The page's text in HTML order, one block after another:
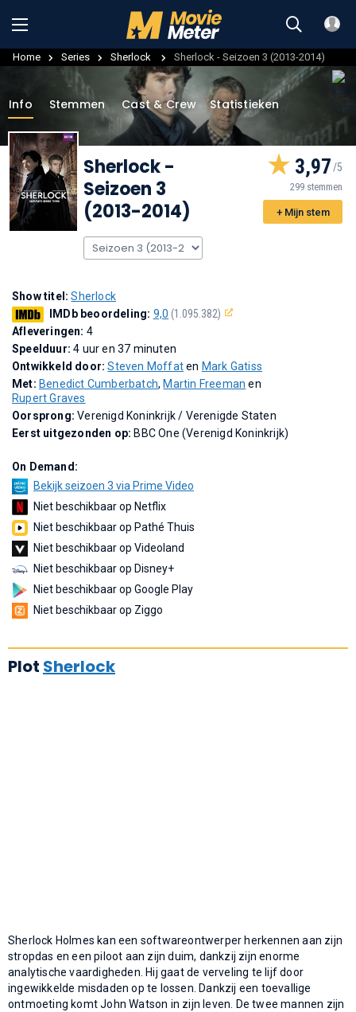
Home Series Sherlock Sherlock - Seizoen 3 (2013-2014)
Info Stemmen Cast & Crew Statistieken
Sherlock-
Seizoen 3
(2013-2014)
3,97
299 stemmen
+ Mijn stem
Show titel:Sherlock
IMDb beoordeling: 9,0 (1.095.382)
Afleveringen: 4
Speelduur:4 uur en 37 minuten
Ontwikkeld door:Steven Moffaten Mark Gatiss
Met: Benedict Cumberbatch, Martin Freeman en
Rupert Graves
Oorsprong:Verenigd Koninkrijk / Verenigde Staten
Eerst uitgezonden op: BBC One (Verenigd Koninkrijk)
On Demand:
Bekijk seizoen 3 via Prime Video
Niet beschikbaar op Netflix
Niet beschikbaar op Pathé Thuis
Niet beschikbaar op Videoland
Niet beschikbaar op Disney+
Niet beschikbaar op Google Play
Niet beschikbaar op Ziggo
Plot Sherlock
Sherlock Holmes kan een softwareontwerper herkennen aan zijn
stropdas en een piloot aan zijn duim, dankzij zijn enorme
analytische vaardigheden. Hij gaat de verveling te lijf door
ingewikkelde misdaden op te lossen. Dankzij een toevallige
ontmoeting komt John Watson in zijn leven. De twee mannen zijn